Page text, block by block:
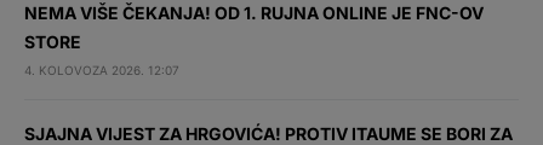
NEMA VIŠE ČEKANJA! OD 1. RUJNA ONLINE JE FNC-OV
STORE
4. KOLOVOZA 2026. 12:07
SJAJNA VIJEST ZA HRGOVIĆA! PROTIV ITAUME SE BORI ZA